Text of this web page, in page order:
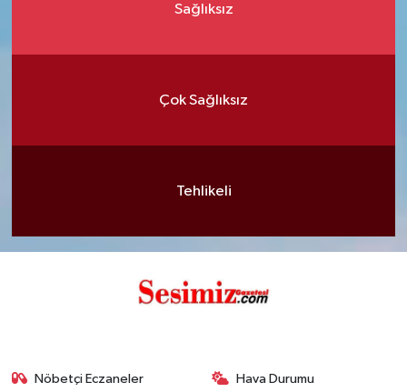
Sağlıksız
Çok Sağlıksız
Tehlikeli
Nöbetçi Eczaneler Hava Durumu